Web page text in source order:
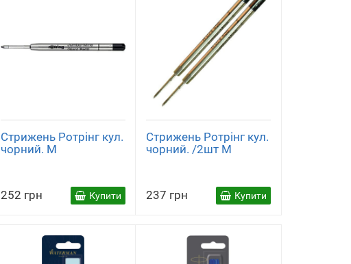
Стрижень Ротрінг кул.
чорний. M
252 грн Купити
Стрижень Ротрінг кул.
чорний. /2шт M
237 грн Купити